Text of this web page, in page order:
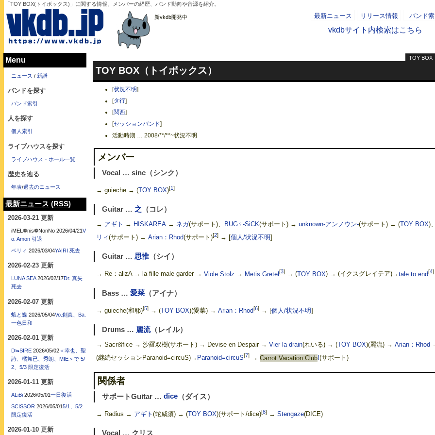
「TOY BOX(トイボックス)」に関する情報、メンバーの経歴、バンド動向や音源を紹介。
新vkdb開発中 最新ニュース リリース情報 バンド索
vkdbサイト内検索はこちら
TOY BOX
TOY BOX（トイボックス）
[状況不明]
[タ行]
[関西]
[セッションバンド]
活動時期 … 2008/**/**~状況不明
メンバー
Vocal … sinc（シンク）
→ guieche → (TOY BOX)[1]
Guitar … 之 （コレ）
→ アギト → HISKAREA→ ネガ(サポート)、 BUG♀-SiCK(サポート) → unknown-アンノウン-(サポート) → (TOY BOX)、
リィ(サポート) → Arian：Rhod(サポート)[2]→ [個人/状況不明]
Guitar … 思惟（シイ）
→ Re：alizA → la fille male garder → Viole Stolz → Metis Gretel [3]→ (TOY BOX) → (イクスグレイテア)→tale to end[4]
Bass … 愛菜（アイナ）
→ guieche(和耶)[5]→ (TOY BOX)(愛菜) → Arian：Rhod[6]→ [個人/状況不明]
Drums … 麗流（レイル）
→ Sacri§fice → 沙羅双樹(サポート) → Devise en Despair → Vier la drain(れいる) → (TOY BOX)(麗流) → Arian：Rhod
(継続セッションParanoid=circuS)→ Paranoid=circuS[7]→ Carrot Vacation Club!(サポート)
関係者
サポートGuitar … dice（ダイス）
→ Radius → アギト (蛇威須) → (TOY BOX)(サポート/dice)[8]→ Stengaze(DICE)
Vocal … クリス
Menu
ニュース / 新譜
バンドを探す
バンド索引
人を探す
個人索引
ライブハウスを探す
ライブハウス・ホール一覧
歴史を辿る
年表/過去のニュース
最新ニュース (RSS)
2026-03-21 更新
iMEL❁nis❁NonNo 2026/04/21 V
o. Amon 引退
ベリィ 2026/03/04YAIRI 死去
2026-02-23 更新
LUNA SEA 2026/02/17Dr. 真矢
死去
2026-02-07 更新
蛾と蝶 2026/05/04Vo.創真、Ba.
一色日和
2026-02-01 更新
D≒SIRE 2026/05/02＜幸也、聖
詩、橘舞已、秀朗、MIE＞で 5/
2、5/3 限定復活
2026-01-11 更新
ALiBi 2026/05/01一日復活
SCISSOR 2026/05/015/1、5/2
限定復活
2026-01-10 更新